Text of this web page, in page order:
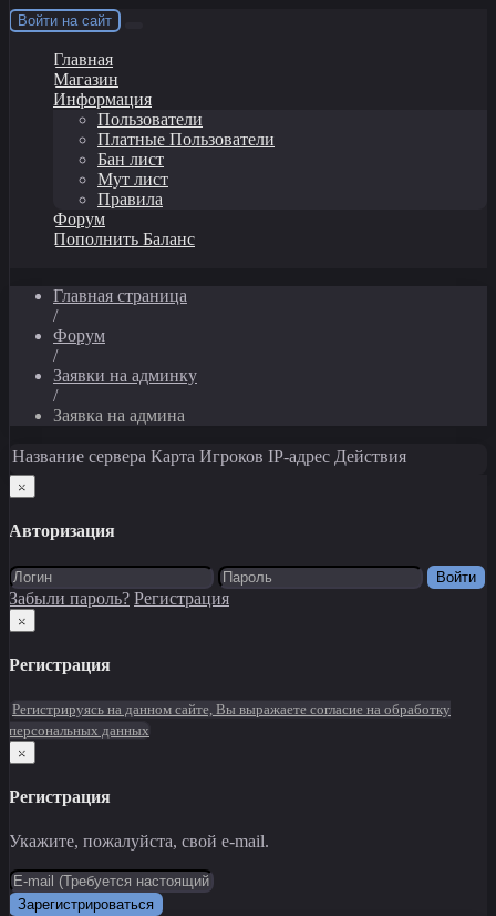
Войти на сайт
Главная
Магазин
Информация
Пользователи
Платные Пользователи
Бан лист
Мут лист
Правила
Форум
Пополнить Баланс
Главная страница
/
Форум
/
Заявки на админку
/
Заявка на админа
Название сервера Карта Игроков IP-адрес Действия
×
Авторизация
Войти
Забыли пароль? Регистрация
×
Регистрация
Регистрируясь на данном сайте, Вы выражаете согласие на обработку
персональных данных
×
Регистрация
Укажите, пожалуйста, свой e-mail.
Зарегистрироваться